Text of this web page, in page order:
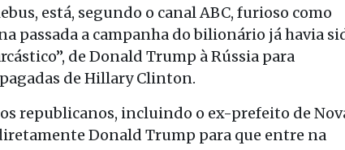
está, segundo o canal ABC, furioso como
passada a campanha do bilionário já havia
de Donald Trump à Rússia para
de Hillary Clinton.
republicanos, incluindo o ex-prefeito de
Donald Trump para que entre na